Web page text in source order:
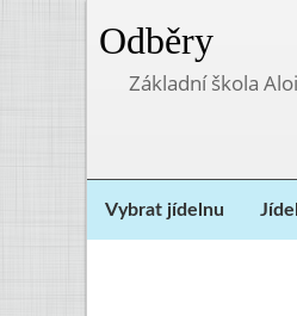
Odběry
Základní škola
Vybrat jídelnu